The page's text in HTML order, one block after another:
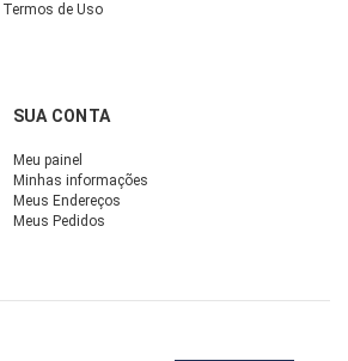
Termos de Uso
SUA CONTA
Meu painel
Minhas informações
Meus Endereços
Meus Pedidos